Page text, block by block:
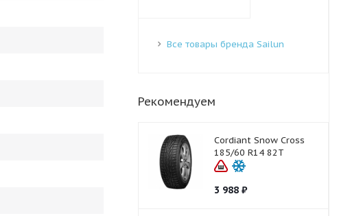
Все товары бренда Sailun
Рекомендуем
Cordiant Snow Cross
185/60 R14 82T
3 988 ₽